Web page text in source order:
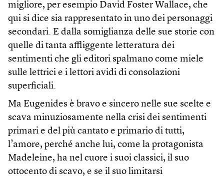
migliore, per esempio David Foster Wallace, che
qui si dice sia rappresentato in uno dei personaggi
secondari. E dalla somiglianza delle sue storie con
quelle di tanta affliggente letteratura dei
sentimenti che gli editori spalmano come miele
sulle lettrici e i lettori avidi di consolazioni
superficiali.
Ma Eugenides è bravo e sincero nelle sue scelte e
scava minuziosamente nella crisi dei sentimenti
primari e del più cantato e primario di tutti,
l’amore, perché anche lui, come la protagonista
Madeleine, ha nel cuore i suoi classici, il suo
ottocento di scavo, e se il suo limitarsi